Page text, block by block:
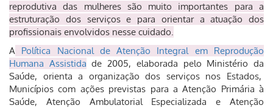
reprodutiva das mulheres são muito importantes para a
estruturação dos serviços e para orientar a atuação dos
profissionais envolvidos nesse cuidado.
A Política Nacional de Atenção Integral em Reprodução
Humana Assistida de 2005, elaborada pelo Ministério da
Saúde, orienta a organização dos serviços nos Estados,
Municípios com ações previstas para a Atenção Primária à
Saúde, Atenção Ambulatorial Especializada e Atenção